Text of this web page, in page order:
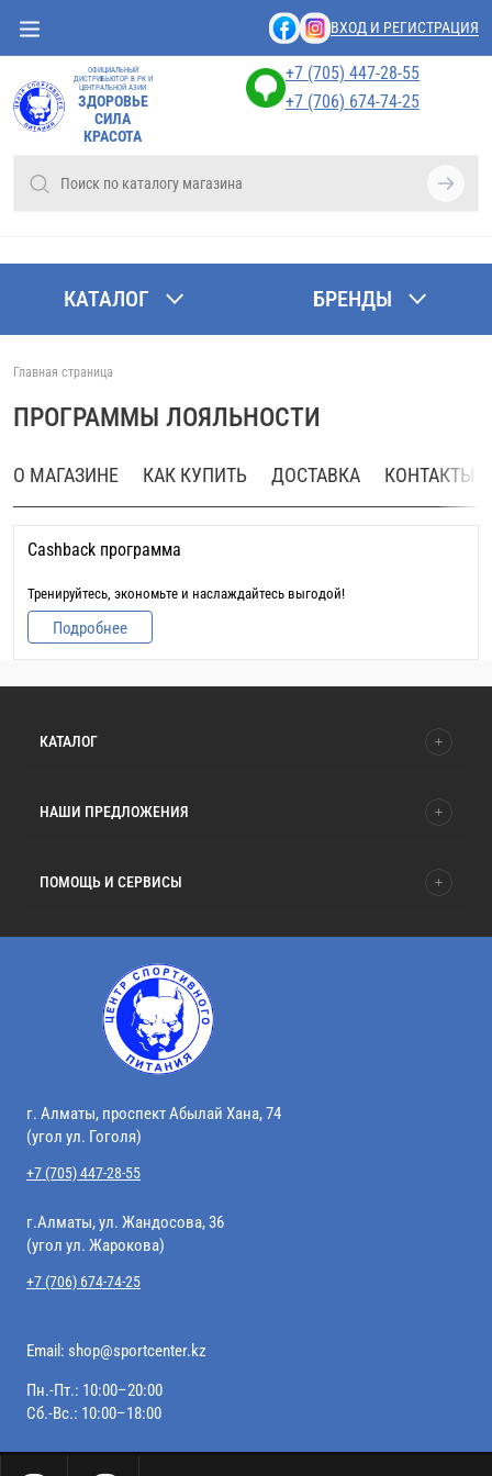
ВХОД И РЕГИСТРАЦИЯ
ОФИЦИАЛЬНЫЙ
ДИСТРИБЬЮТОР В РК И
ЦЕНТРАЛЬНОЙ АЗИИ
ЗДОРОВЬЕ
СИЛА
КРАСОТА
+7 (705) 447-28-55
+7 (706) 674-74-25
КАТАЛОГ БРЕНДЫ
Главная страница
ПРОГРАММЫ ЛОЯЛЬНОСТИ
О МАГАЗИНЕ КАК КУПИТЬ ДОСТАВКА КОНТАКТЫ
Cashback программа
Тренируйтесь, экономьте и наслаждайтесь выгодой!
Подробнее
КАТАЛОГ
НАШИ ПРЕДЛОЖЕНИЯ
ПОМОЩЬ И СЕРВИСЫ
г. Алматы, проспект Абылай Хана, 74
(угол ул. Гоголя)
+7 (705) 447-28-55
г.Алматы, ул. Жандосова, 36
(угол ул. Жарокова)
+7 (706) 674-74-25
Email: shop@sportcenter.kz
Пн.-Пт.: 10:00–20:00
Сб.-Вс.: 10:00–18:00